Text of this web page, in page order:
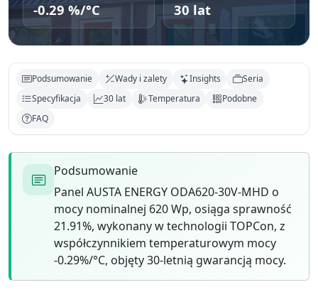
-0.29 %/°C 30 lat
Podsumowanie Wady i zalety Insights
Seria
Specyfikacja
30 lat Temperatura
Podobne
FAQ
Podsumowanie
Panel AUSTA ENERGY ODA620-30V-MHD o
mocy nominalnej 620 Wp, osiąga sprawność
21.91%, wykonany w technologii TOPCon, z
współczynnikiem temperaturowym mocy
-0.29%/°C, objęty 30-letnią gwarancją mocy.